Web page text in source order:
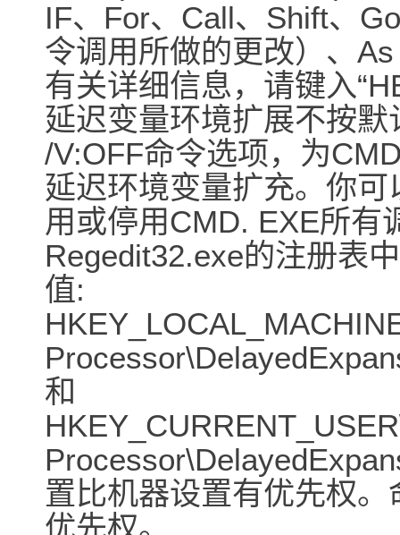
IF、For、Call、Shift、
令调用所做的更改）、
有关详细信息，请键入
延迟变量环境扩展不按
/V:OFF命令选项，为
延迟环境变量扩充。你
用或停用CMD. EXE所有
Regedit32.exe的注册表
值:
和
置比机器设置有优先权
优先权。